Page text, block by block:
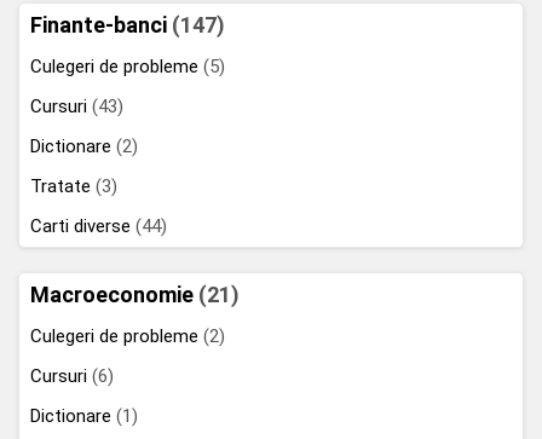
Finante-banci (147)
Culegeri de probleme (5)
Cursuri (43)
Dictionare (2)
Tratate (3)
Carti diverse (44)
Macroeconomie (21)
Culegeri de probleme (2)
Cursuri (6)
Dictionare (1)